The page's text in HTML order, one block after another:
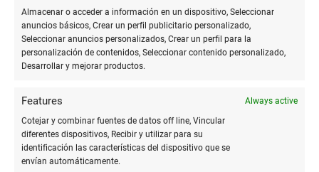
Almacenar o acceder a información en un dispositivo, Seleccionar
anuncios básicos, Crear un perfil publicitario personalizado,
Seleccionar anuncios personalizados, Crear un perfil para la
personalización de contenidos, Seleccionar contenido personalizado,
Desarrollar y mejorar productos.
Features
Always active
Cotejar y combinar fuentes de datos off line, Vincular
diferentes dispositivos, Recibir y utilizar para su
identificación las características del dispositivo que se
envían automáticamente.
ofreció a traerla para otro día 🙂
MARÍA DE LOS
REYES ELÍAS
BARRERO
variado, además de poder imprimir.